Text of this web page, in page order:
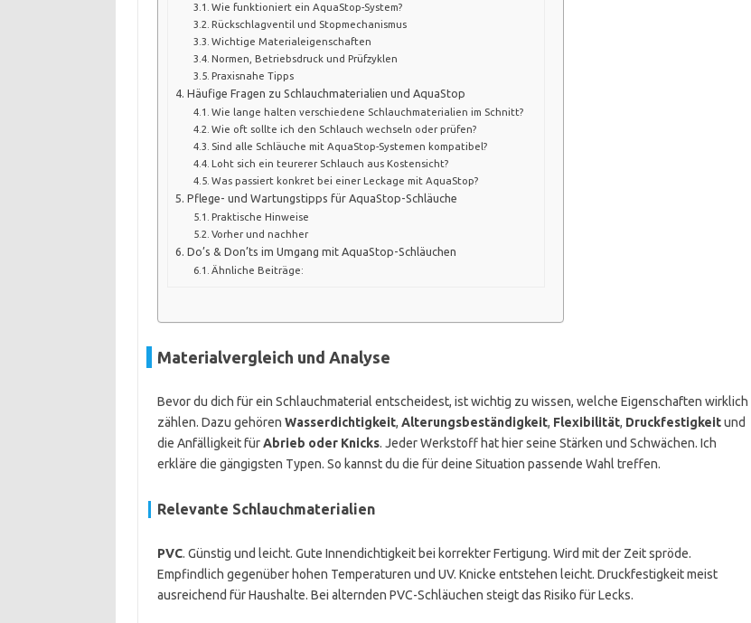
Wie funktioniert ein AquaStop-System?
Rückschlagventil und Stopmechanismus
Wichtige Materialeigenschaften
Normen, Betriebsdruck und Prüfzyklen
Praxisnahe Tipps
Häufige Fragen zu Schlauchmaterialien und AquaStop
Wie lange halten verschiedene Schlauchmaterialien im Schnitt?
Wie oft sollte ich den Schlauch wechseln oder prüfen?
Sind alle Schläuche mit AquaStop-Systemen kompatibel?
Loht sich ein teurerer Schlauch aus Kostensicht?
Was passiert konkret bei einer Leckage mit AquaStop?
Pflege- und Wartungstipps für AquaStop-Schläuche
Praktische Hinweise
Vorher und nachher
Do’s & Don’ts im Umgang mit AquaStop-Schläuchen
Ähnliche Beiträge:
Materialvergleich und Analyse
Bevor du dich für ein Schlauchmaterial entscheidest, ist wichtig zu wissen, welche Eigenschaften wirklich
zählen. Dazu gehören Wasserdichtigkeit, Alterungsbeständigkeit, Flexibilität, Druckfestigkeitund
die Anfälligkeit fürAbrieb oder Knicks. Jeder Werkstoff hat hier seine Stärken und Schwächen. Ich
erkläre die gängigsten Typen. So kannst du die für deine Situation passende Wahl treffen.
Relevante Schlauchmaterialien
PVC. Günstig und leicht. Gute Innendichtigkeit bei korrekter Fertigung. Wird mit der Zeit spröde.
Empfindlich gegenüber hohen Temperaturen und UV. Knicke entstehen leicht. Druckfestigkeit meist
ausreichend für Haushalte. Bei alternden PVC-Schläuchen steigt das Risiko für Lecks.